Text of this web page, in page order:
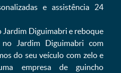
e assistência 24
Jardim Diguimabri e reboque
Jardim Diguimabri com
do seu veículo com zelo e
empresa de guincho